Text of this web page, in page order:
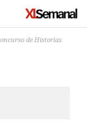
de Historias